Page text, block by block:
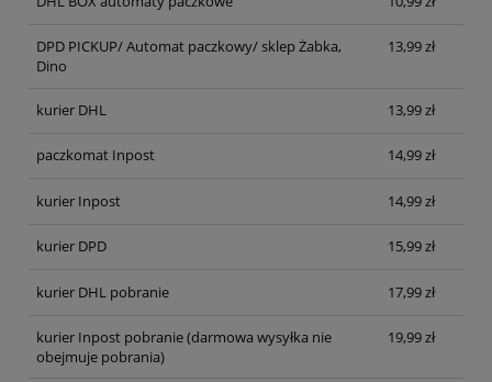
DPD PICKUP/ Automat paczkowy/ sklep Żabka,
Dino
13,99 zł
kurier DHL 13,99 zł
paczkomat Inpost 14,99 zł
kurier Inpost 14,99 zł
kurier DPD 15,99 zł
kurier DHL pobranie 17,99 zł
kurier Inpost pobranie(darmowa wysyłka nie
obejmuje pobrania)
19,99 zł